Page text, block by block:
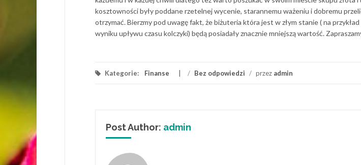
kosztowności były poddane rzetelnej wycenie, starannemu ważeniu i dobremu
otrzymać. Bierzmy pod uwagę fakt, że biżuteria która jest w złym stanie ( na
wyniku upływu czasu kolczyki) będą posiadały znacznie mniejszą wartość.
Kategorie: Finanse / Bez odpowiedzi / przez admin
Post Author: admin